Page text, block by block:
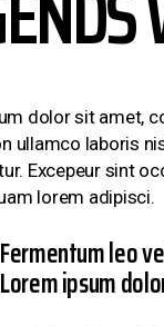
dolor sit amet,
ullamco laboris
Excepeur sint
lorem adipisci.
Fermentum leo
Lorem ipsum